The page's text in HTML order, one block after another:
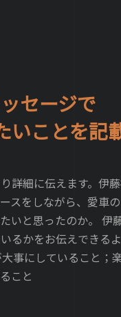
セージで
いことを記
詳細に伝えます。伊
スをしながら、愛車
いと思ったのか。 伊
るかをお伝えできる
事にしていること；
こと